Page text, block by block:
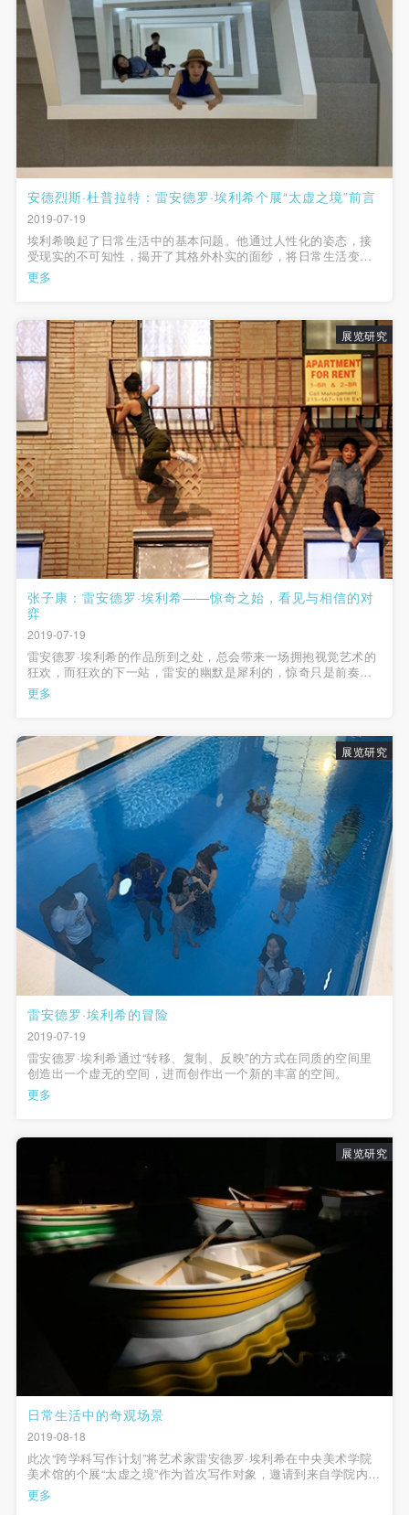
安德烈斯·杜普拉特：雷安德罗·埃利希个展“太虚之境”前言
2019-07-19
埃利希唤起了日常生活中的基本问题。他通过人性化的姿态，接
受现实的不可知性，揭开了其格外朴实的面纱，将日常生活变成
了艺术。
更多
展览研究
张子康：雷安德罗·埃利希——惊奇之始，看见与相信的对
弈
2019-07-19
雷安德罗·埃利希的作品所到之处，总会带来一场拥抱视觉艺术的
狂欢，而狂欢的下一站，雷安的幽默是犀利的，惊奇只是前奏，
在故事慢慢展开的过程中，他埋下的多条伏笔值得我们细微品
味。
更多
展览研究
雷安德罗·埃利希的冒险
2019-07-19
雷安德罗·埃利希通过“转移、复制、反映”的方式在同质的空间里
创造出一个虚无的空间，进而创作出一个新的丰富的空间。
更多
展览研究
日常生活中的奇观场景
2019-08-18
此次“跨学科写作计划”将艺术家雷安德罗·埃利希在中央美术学院
美术馆的个展“太虚之境”作为首次写作对象，邀请到来自学院内外
的研究者、工作者，从艺术家的创作实践出发，以各自的学科研
究视角开展讨论，以期跨越艺术批评的范畴，进⼀步延展至⼈文
更多